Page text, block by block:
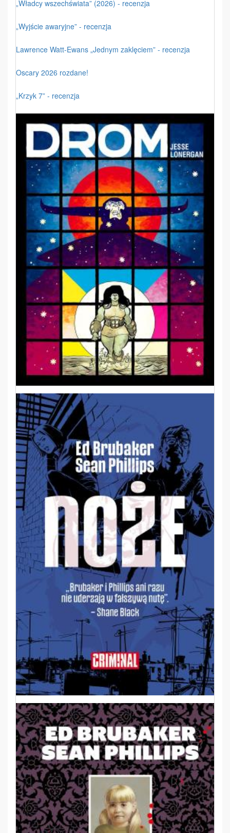
„Władcy wszechświata” (2026) - recenzja
„Wyjście awaryjne” - recenzja
Lawrence Watt-Ewans „Jednym zaklęciem” - recenzja
Oscary 2026 rozdane!
„Krzyk 7” - recenzja